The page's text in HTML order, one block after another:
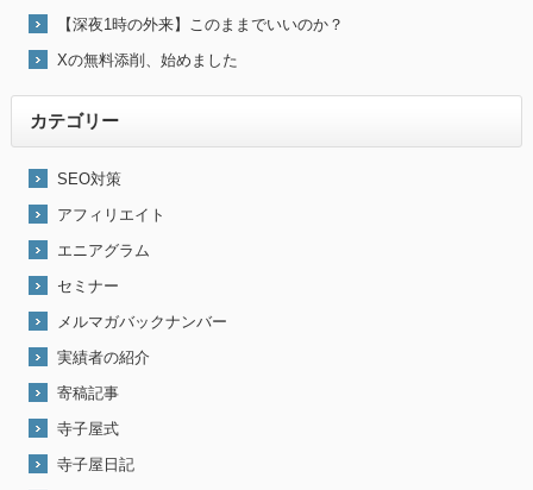
【深夜1時の外来】このままでいいのか？
Xの無料添削、始めました
カテゴリー
SEO対策
アフィリエイト
エニアグラム
セミナー
メルマガバックナンバー
実績者の紹介
寄稿記事
寺子屋式
寺子屋日記